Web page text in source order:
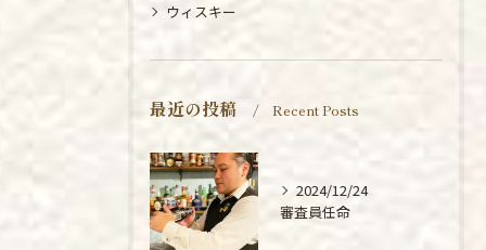
ウィスキー
最近の投稿 Recent Posts
2024/12/24
審査員任命